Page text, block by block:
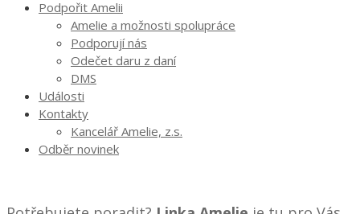
Podpořit Amelii
Amelie a možnosti spolupráce
Podporují nás
Odečet daru z daní
DMS
Události
Kontakty
Kancelář Amelie, z.s.
Odběr novinek